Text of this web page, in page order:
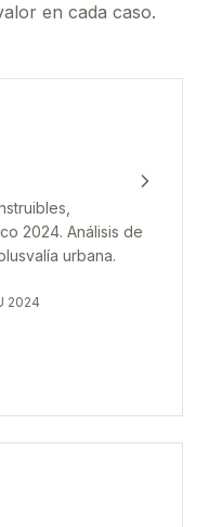
en cada caso.
2024. Análisis de
urbana.
2024